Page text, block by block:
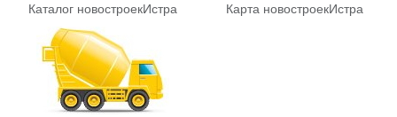
Каталог новостроекИстра Карта новостроекИстра